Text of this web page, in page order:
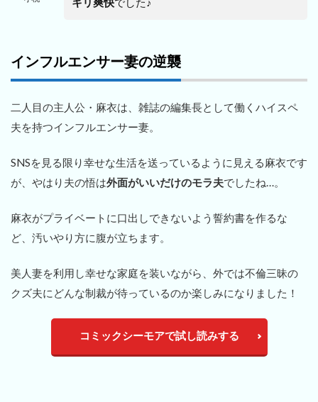
インフルエンサー妻の逆襲
二人目の主人公・麻衣は、雑誌の編集長として働くハイスペ
夫を持つインフルエンサー妻。
SNSを見る限り幸せな生活を送っているように見える麻衣です
が、やはり夫の悟は外面がいいだけのモラ夫でしたね…。
麻衣がプライベートに口出しできないよう誓約書を作るな
ど、汚いやり方に腹が立ちます。
美人妻を利用し幸せな家庭を装いながら、外では不倫三昧の
クズ夫にどんな制裁が待っているのか楽しみになりました！
コミックシーモアで試し読みする